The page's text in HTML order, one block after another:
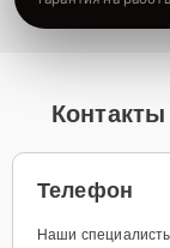
Контакты
Телефон
Наши